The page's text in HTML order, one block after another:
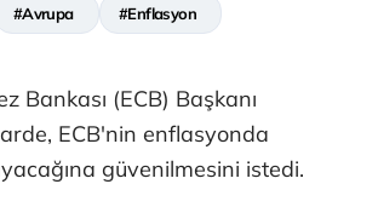
#Avrupa #Enflasyon
Bankası (ECB) Başkanı
ECB'nin enflasyonda
güvenilmesini istedi.